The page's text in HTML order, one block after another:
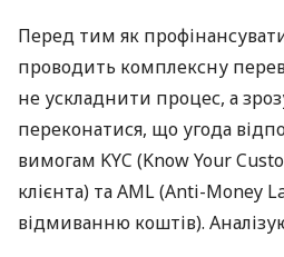
Перед тим як
проводить комплексну
не ускладнити процес, а
переконатися, що угода
вимогам KYC (Know Your
клієнта) та AML (Anti-Money
відмиванню коштів).